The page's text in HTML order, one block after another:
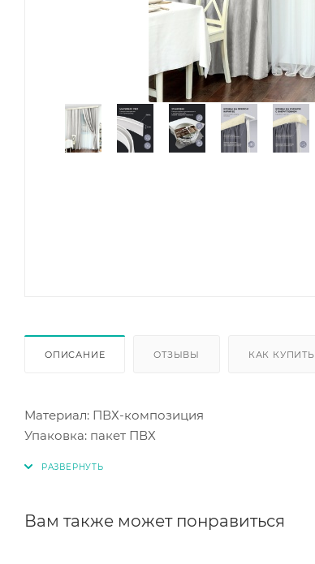
ОПИСАНИЕ ОТЗЫВЫ КАК КУПИТЬ
Материал: ПВХ-композиция
Упаковка: пакет ПВХ
Вам также может понравиться